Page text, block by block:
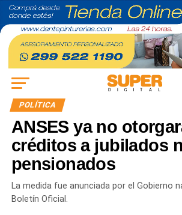
POLÍTICA
ANSES ya no
créditos a jubilados
pensionados
La medida fue anunciada por el Gobierno
Boletín Oficial.